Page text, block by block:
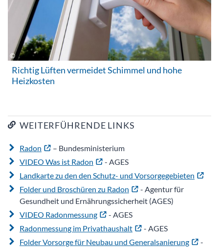
Richtig Lüften vermeidet Schimmel und hohe
Heizkosten
WEITERFÜHRENDE LINKS
Radon
– Bundesministerium
VIDEO Was ist Radon
- AGES
Landkarte zu den den Schutz- und Vorsorgegebieten
Folder und Broschüren zu Radon
- Agentur für
Gesundheit und Ernährungssicherheit (AGES)
VIDEO Radonmessung
- AGES
Radonmessung im Privathaushalt
- AGES
Folder Vorsorge für Neubau und Generalsanierung
-